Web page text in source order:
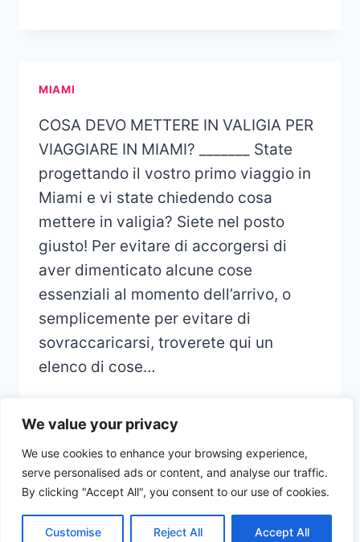
We value your privacy
We use cookies to enhance your browsing experience,
serve personalised ads or content, and analyse our traffic.
By clicking "Accept All", you consent to our use of cookies.
Customise Reject All Accept All
MIAMI
COSA DEVO METTERE IN VALIGIA PER
VIAGGIARE IN MIAMI? _______ State
progettando il vostro primo viaggio in
Miami e vi state chiedendo cosa
mettere in valigia? Siete nel posto
giusto! Per evitare di accorgersi di
aver dimenticato alcune cose
essenziali al momento dell’arrivo, o
semplicemente per evitare di
sovraccaricarsi, troverete qui un
elenco di cose…
© 2026 CHECKLIST VOYAGE - Thème
WordPress parKadence WP